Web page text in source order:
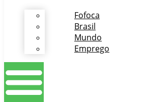
Fofoca
Brasil
Mundo
Emprego